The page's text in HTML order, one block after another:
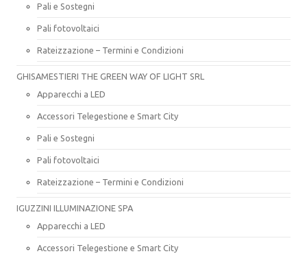
Pali e Sostegni
Pali fotovoltaici
Rateizzazione – Termini e Condizioni
GHISAMESTIERI THE GREEN WAY OF LIGHT SRL
Apparecchi a LED
Accessori Telegestione e Smart City
Pali e Sostegni
Pali fotovoltaici
Rateizzazione – Termini e Condizioni
IGUZZINI ILLUMINAZIONE SPA
Apparecchi a LED
Accessori Telegestione e Smart City